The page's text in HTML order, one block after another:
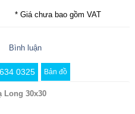
* Giá chưa bao gồm VAT
Bình luận
0325 Bản đồ
Long 30x30